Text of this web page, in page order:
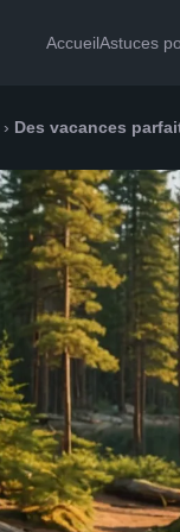
AccueilAstuces
› Des vacances